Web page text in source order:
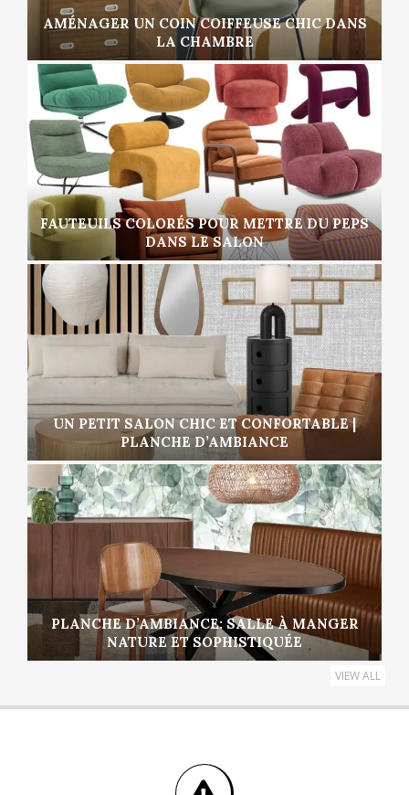
AMÉNAGER UN COIN COIFFEUSE CHIC DANS
LA CHAMBRE
FAUTEUILS COLORÉS POUR METTRE DU PEPS
DANS LE SALON
UN PETIT SALON CHIC ET CONFORTABLE |
PLANCHE D’AMBIANCE
PLANCHE D’AMBIANCE: SALLE À MANGER
NATURE ET SOPHISTIQUÉE
VIEW ALL